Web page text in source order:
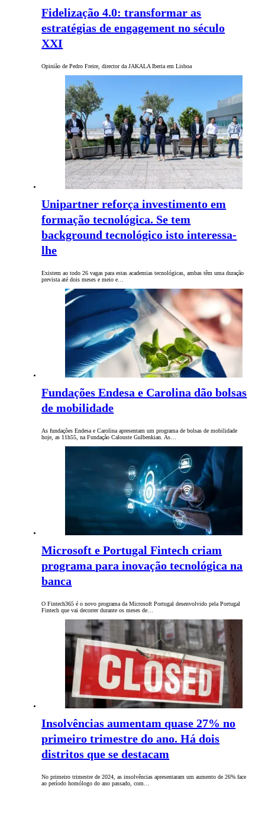
Fidelização 4.0: transformar as
estratégias de engagement no século
XXI
Opinião de Pedro Freire, director da JAKALA Iberia em Lisboa
Unipartner reforça investimento em
formação tecnológica. Se tem
background tecnológico isto interessa-
lhe
Existem ao todo 26 vagas para estas academias tecnológicas, ambas têm uma duração
prevista até dois meses e meio e…
Fundações Endesa e Carolina dão bolsas
de mobilidade
As fundações Endesa e Carolina apresentam um programa de bolsas de mobilidade
hoje, as 11h55, na Fundação Calouste Gulbenkian. As…
Microsoft e Portugal Fintech criam
programa para inovação tecnológica na
banca
O Fintech365 é o novo programa da Microsoft Portugal desenvolvido pela Portugal
Fintech que vai decorrer durante os meses de…
Insolvências aumentam quase 27% no
primeiro trimestre do ano. Há dois
distritos que se destacam
No primeiro trimestre de 2024, as insolvências apresentaram um aumento de 26% face
ao período homólogo do ano passado, com…